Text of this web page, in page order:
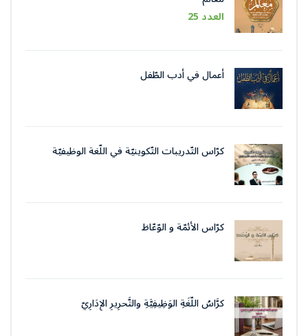
العدد 25
أعمال في أدب الطّفل
كرّاس التّدريبات التّكوينيّة في اللّغة الوظيفيّة
بتقنيات وأسلوب التّحرير الإداريّ
كرّاس الأئمّة و الوّعّاظ
كرَّاسُ اللُّغَةِ الوَظِيفِيَّةِ والتَّحرِيرِ الإِدَارِيّ